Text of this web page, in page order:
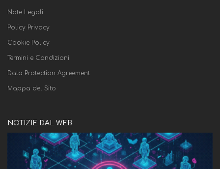
Note Legali
Policy Privacy
Cookie Policy
Termini e Condizioni
Data Protection Agreement
Mappa del Sito
NOTIZIE DAL WEB